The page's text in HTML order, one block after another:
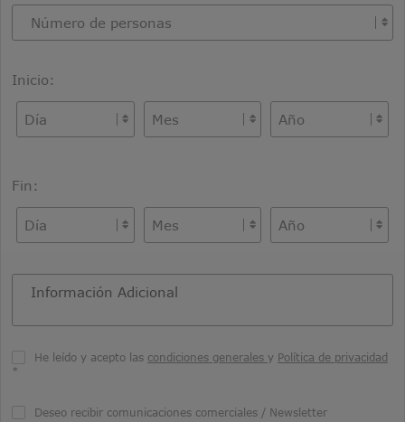
Inicio:
Fin:
He leído y acepto las condiciones generales y Política de privacidad
*
Deseo recibir comunicaciones comerciales / Newsletter